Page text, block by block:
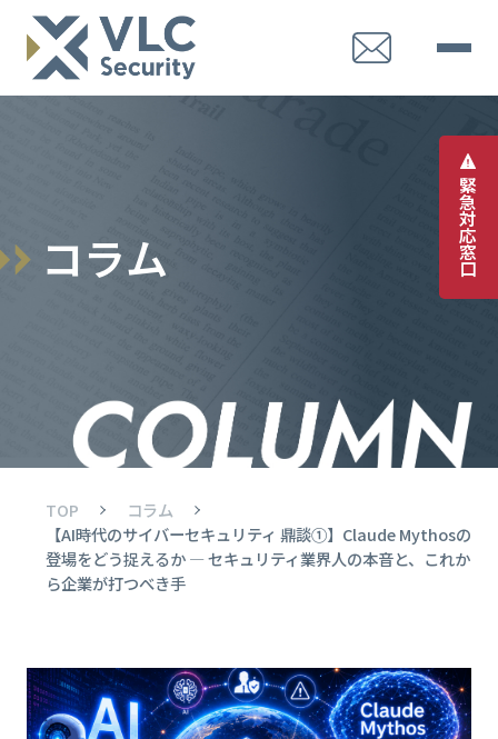
緊
急
対
応
窓
口
コラム
TOP
コラム
【AI時代のサイバーセキュリティ 鼎談①】Claude Mythosの
登場をどう捉えるか ― セキュリティ業界人の本音と、これか
ら企業が打つべき手